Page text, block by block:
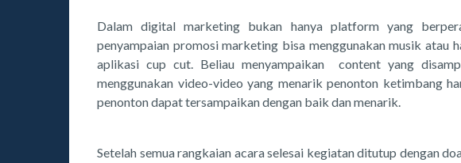
Dalam digital marketing bukan hanya platform yang
penyampaian promosi marketing bisa menggunakan musik atau
aplikasi cup cut. Beliau menyampaikan content yang
menggunakan video-video yang menarik penonton ketimbang
penonton dapat tersampaikan dengan baik dan menarik.
Setelah semua rangkaian acara selesai kegiatan ditutup dengan